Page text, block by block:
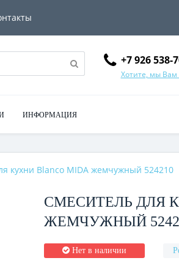
+7 926 538-
Хотите, мы Вам
ИНФОРМАЦИЯ
кухни Blanco MIDA жемчужный 524210
СМЕСИТЕЛЬ ДЛЯ
ЖЕМЧУЖНЫЙ
Нет в наличии